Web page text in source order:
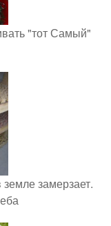
"тот Самый"
замерзает.